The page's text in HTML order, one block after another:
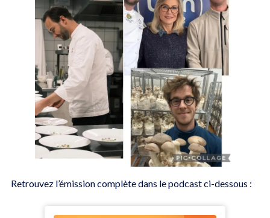
Retrouvez l’émission complète dans le podcast ci-dessous :